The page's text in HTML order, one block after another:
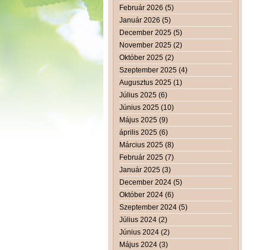
Február 2026 (5)
Január 2026 (5)
December 2025 (5)
November 2025 (2)
Október 2025 (2)
Szeptember 2025 (4)
Augusztus 2025 (1)
Július 2025 (6)
Június 2025 (10)
Május 2025 (9)
április 2025 (6)
Március 2025 (8)
Február 2025 (7)
Január 2025 (3)
December 2024 (5)
Október 2024 (6)
Szeptember 2024 (5)
Július 2024 (2)
Június 2024 (2)
Május 2024 (3)